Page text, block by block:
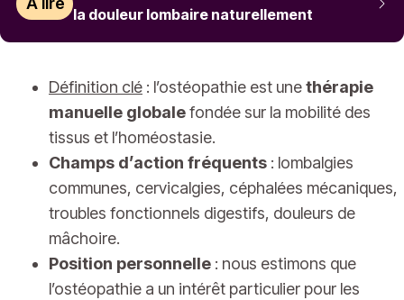
la douleur lombaire naturellement
Définition clé : l’ostéopathie est unethérapie
manuelle globalefondée sur la mobilité des
tissus et l’homéostasie.
Champs d’action fréquents : lombalgies
communes, cervicalgies, céphalées mécaniques,
troubles fonctionnels digestifs, douleurs de
mâchoire.
Position personnelle : nous estimons que
l’ostéopathie a un intérêt particulier pour les